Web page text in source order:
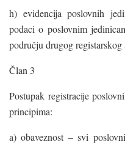
h) evidencija poslovnih
podaci o poslovnim
području drugog registarskog
Član 3
Postupak registracije
principima:
a) obaveznost – svi